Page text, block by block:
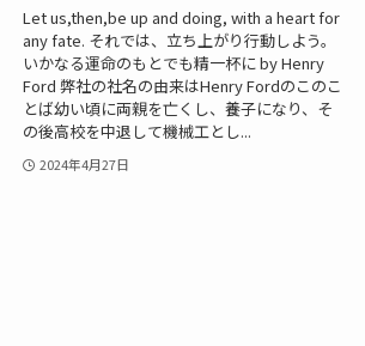
Let us,then,be up and doing, with a heart for
any fate. それでは、立ち上がり行動しよう。
いかなる運命のもとでも精一杯に by Henry
Ford 弊社の社名の由来はHenry Fordのこのこ
とば幼い頃に両親を亡くし、養子になり、そ
の後高校を中退して機械工とし...
2024年4月27日